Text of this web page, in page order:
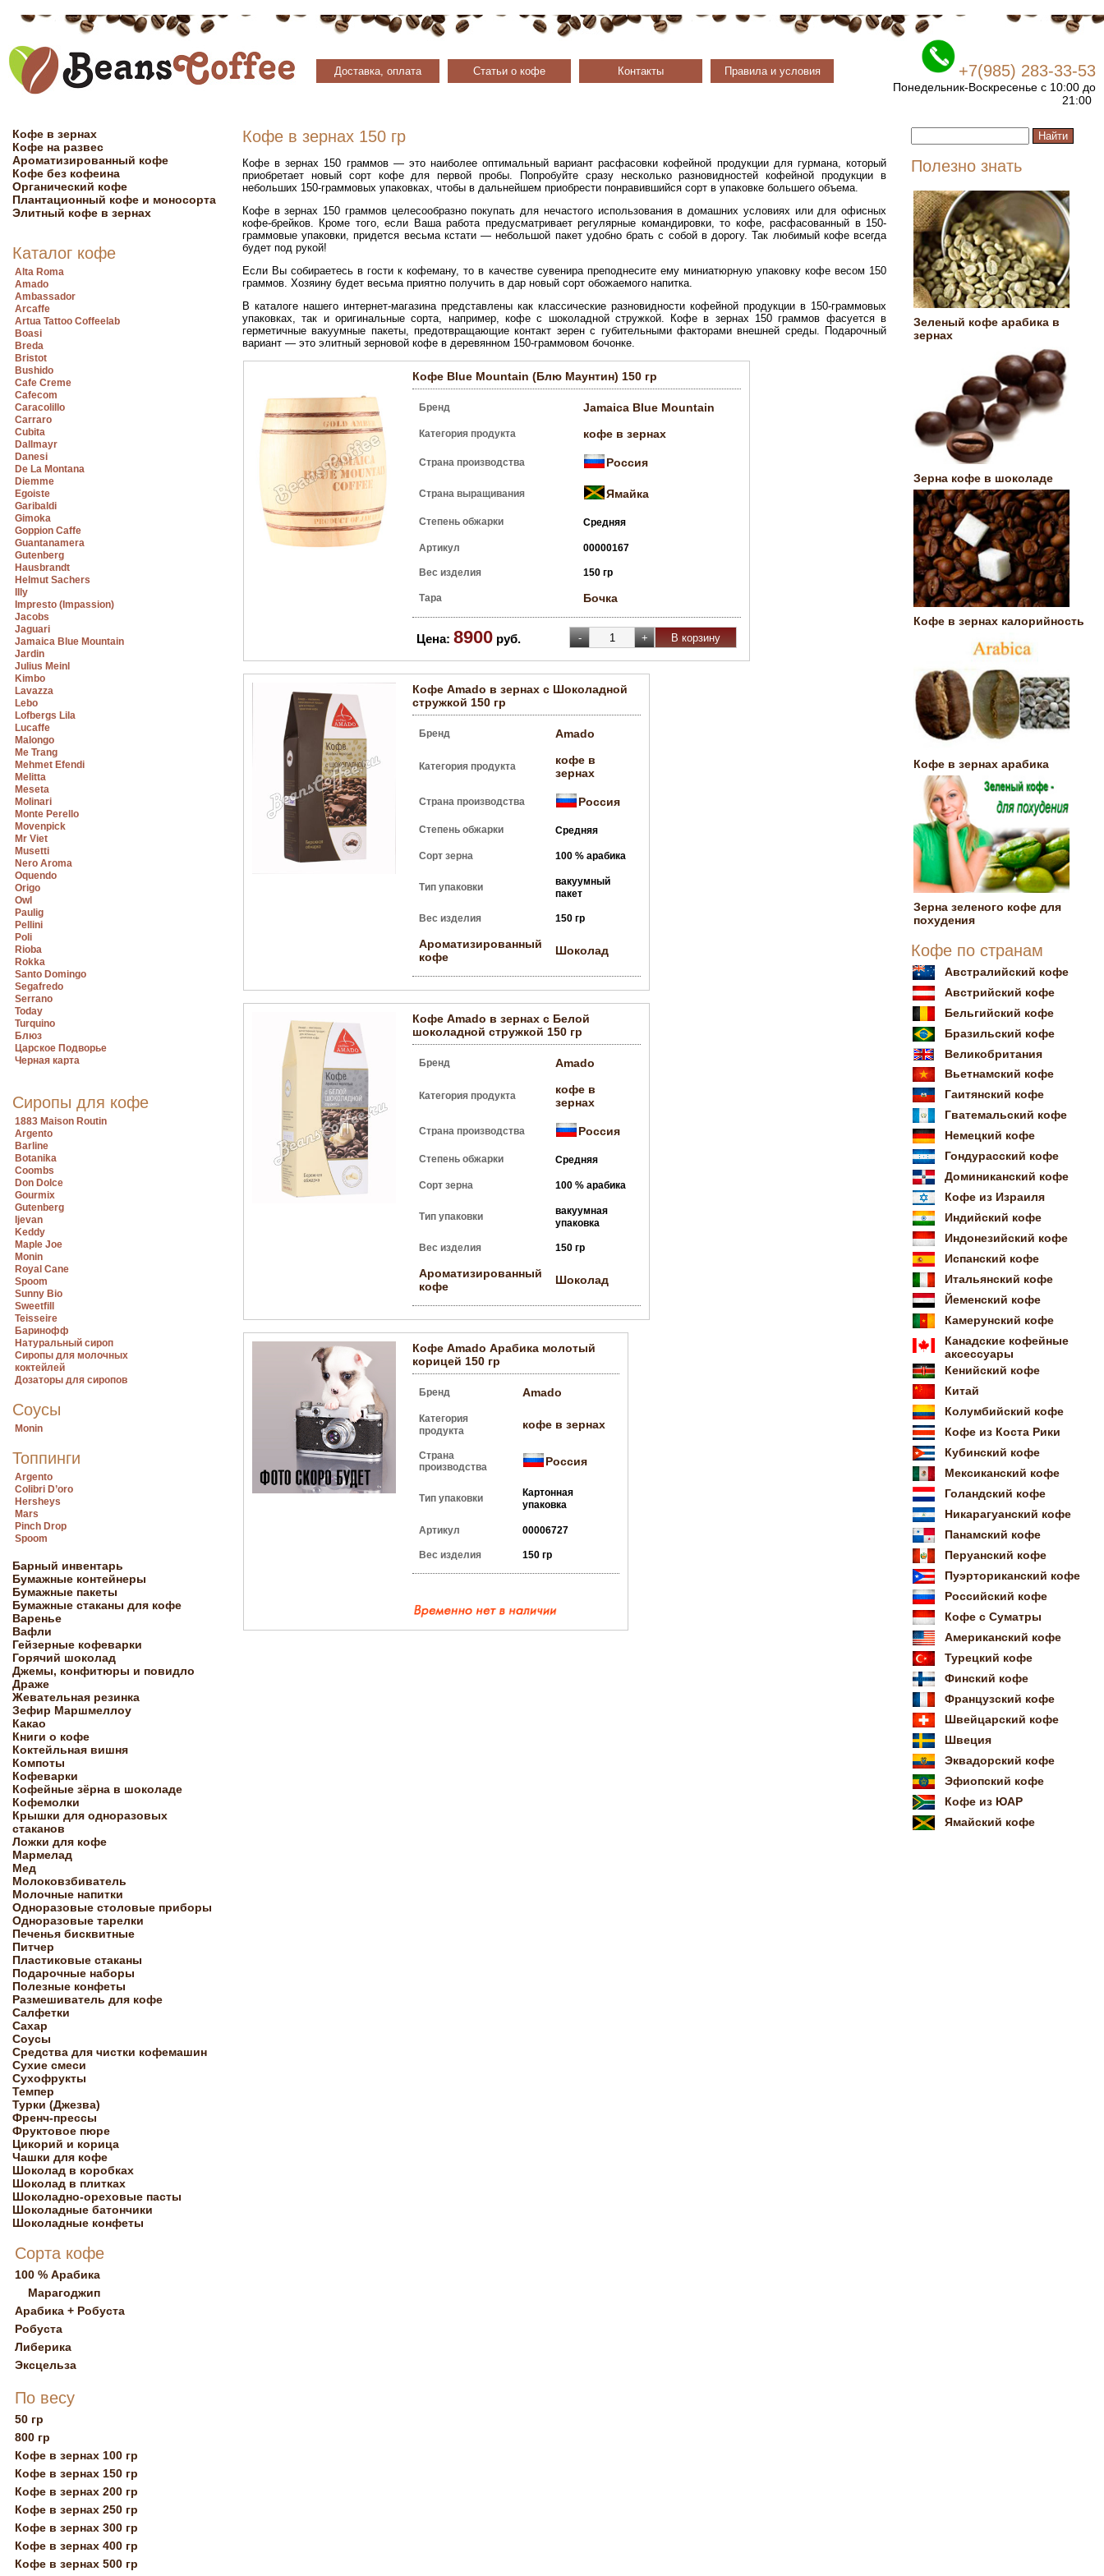
Доставка, оплата Статьи о кофе Контакты Правила и условия +7(985) 283-33-53
Понедельник-Воскресенье с 10:00 до
21:00
Кофе в зернах
Кофе на развес
Ароматизированный кофе
Кофе без кофеина
Органический кофе
Плантационный кофе и моносорта
Элитный кофе в зернах
Каталог кофе
Alta Roma
Amado
Ambassador
Arcaffe
Artua Tattoo Coffeelab
Boasi
Breda
Bristot
Bushido
Cafe Creme
Cafecom
Caracolillo
Carraro
Cubita
Dallmayr
Danesi
De La Montana
Diemme
Egoiste
Garibaldi
Gimoka
Goppion Caffe
Guantanamera
Gutenberg
Hausbrandt
Helmut Sachers
Illy
Impresto (Impassion)
Jacobs
Jaguari
Jamaica Blue Mountain
Jardin
Julius Meinl
Kimbo
Lavazza
Lebo
Lofbergs Lila
Lucaffe
Malongo
Me Trang
Mehmet Efendi
Melitta
Meseta
Molinari
Monte Perello
Movenpick
Mr Viet
Musetti
Nero Aroma
Oquendo
Origo
Owl
Paulig
Pellini
Poli
Rioba
Rokka
Santo Domingo
Segafredo
Serrano
Today
Turquino
Блюз
Царское Подворье
Черная карта
Сиропы для кофе
1883 Maison Routin
Argento
Barline
Botanika
Coombs
Don Dolce
Gourmix
Gutenberg
Ijevan
Keddy
Maple Joe
Monin
Royal Cane
Spoom
Sunny Bio
Sweetfill
Teisseire
Баринофф
Натуральный сироп
Сиропы для молочных
коктейлей
Дозаторы для сиропов
Соусы
Monin
Топпинги
Argento
Colibri D’oro
Hersheys
Mars
Pinch Drop
Spoom
Барный инвентарь
Бумажные контейнеры
Бумажные пакеты
Бумажные стаканы для кофе
Варенье
Вафли
Гейзерные кофеварки
Горячий шоколад
Джемы, конфитюры и повидло
Драже
Жевательная резинка
Зефир Маршмеллоу
Какао
Книги о кофе
Коктейльная вишня
Компоты
Кофеварки
Кофейные зёрна в шоколаде
Кофемолки
Крышки для одноразовых
стаканов
Ложки для кофе
Мармелад
Мед
Молоковзбиватель
Молочные напитки
Одноразовые столовые приборы
Одноразовые тарелки
Печенья бисквитные
Питчер
Пластиковые стаканы
Подарочные наборы
Полезные конфеты
Размешиватель для кофе
Салфетки
Сахар
Соусы
Средства для чистки кофемашин
Сухие смеси
Сухофрукты
Темпер
Турки (Джезва)
Френч-прессы
Фруктовое пюре
Цикорий и корица
Чашки для кофе
Шоколад в коробках
Шоколад в плитках
Шоколадно-ореховые пасты
Шоколадные батончики
Шоколадные конфеты
Сорта кофе
100 % Арабика
Марагоджип
Арабика + Робуста
Робуста
Либерика
Эксцельза
По весу
50 гр
800 гр
Кофе в зернах 100 гр
Кофе в зернах 150 гр
Кофе в зернах 200 гр
Кофе в зернах 250 гр
Кофе в зернах 300 гр
Кофе в зернах 400 гр
Кофе в зернах 500 гр
Кофе в зернах 150 гр
Кофе в зернах 150 граммов — это наиболее оптимальный вариант расфасовки кофейной продукции для гурмана, который
приобретает новый сорт кофе для первой пробы. Попробуйте сразу несколько разновидностей кофейной продукции в
небольших 150-граммовых упаковках, чтобы в дальнейшем приобрести понравившийся сорт в упаковке большего объема.
Кофе в зернах 150 граммов целесообразно покупать для нечастого использования в домашних условиях или для офисных
кофе-брейков. Кроме того, если Ваша работа предусматривает регулярные командировки, то кофе, расфасованный в 150-
граммовые упаковки, придется весьма кстати — небольшой пакет удобно брать с собой в дорогу. Так любимый кофе всегда
будет под рукой!
Если Вы собираетесь в гости к кофеману, то в качестве сувенира преподнесите ему миниатюрную упаковку кофе весом 150
граммов. Хозяину будет весьма приятно получить в дар новый сорт обожаемого напитка.
В каталоге нашего интернет-магазина представлены как классические разновидности кофейной продукции в 150-граммовых
упаковках, так и оригинальные сорта, например, кофе с шоколадной стружкой. Кофе в зернах 150 граммов фасуется в
герметичные вакуумные пакеты, предотвращающие контакт зерен с губительными факторами внешней среды. Подарочный
вариант — это элитный зерновой кофе в деревянном 150-граммовом бочонке.
Кофе Blue Mountain (Блю Маунтин) 150 гр
Бренд Jamaica Blue Mountain
Категория продукта кофе в зернах
Страна производства Россия
Страна выращивания Ямайка
Степень обжарки Средняя
Артикул 00000167
Вес изделия 150 гр
Тара Бочка
Цена: 8900 руб.
Кофе Amado в зернах с Шоколадной
стружкой 150 гр
Бренд Amado
Категория продукта
кофе в
зернах
Страна производства Россия
Степень обжарки Средняя
Сорт зерна 100 % арабика
Тип упаковки
вакуумный
пакет
Вес изделия 150 гр
Ароматизированный
кофе
Шоколад
Кофе Amado в зернах с Белой
шоколадной стружкой 150 гр
Бренд Amado
Категория продукта
кофе в
зернах
Страна производства Россия
Степень обжарки Средняя
Сорт зерна 100 % арабика
Тип упаковки
вакуумная
упаковка
Вес изделия 150 гр
Ароматизированный
кофе
Шоколад
Кофе Amado Арабика молотый
корицей 150 гр
Бренд Amado
Категория
продукта
кофе в зернах
Страна
производства
Россия
Тип упаковки
Картонная
упаковка
Артикул 00006727
Вес изделия 150 гр
Полезно знать
Зеленый кофе арабика в
зернах
Зерна кофе в шоколаде
Кофе в зернах калорийность
Кофе в зернах арабика
Зерна зеленого кофе для
похудения
Кофе по странам
Австралийский кофе
Австрийский кофе
Бельгийский кофе
Бразильский кофе
Великобритания
Вьетнамский кофе
Гаитянский кофе
Гватемальский кофе
Немецкий кофе
Гондурасский кофе
Доминиканский кофе
Кофе из Израиля
Индийский кофе
Индонезийский кофе
Испанский кофе
Итальянский кофе
Йеменский кофе
Камерунский кофе
Канадские кофейные
аксессуары
Кенийский кофе
Китай
Колумбийский кофе
Кофе из Коста Рики
Кубинский кофе
Мексиканский кофе
Голандский кофе
Никарагуанский кофе
Панамский кофе
Перуанский кофе
Пуэрториканский кофе
Российский кофе
Кофе с Суматры
Американский кофе
Турецкий кофе
Финский кофе
Французский кофе
Швейцарский кофе
Швеция
Эквадорский кофе
Эфиопский кофе
Кофе из ЮАР
Ямайский кофе